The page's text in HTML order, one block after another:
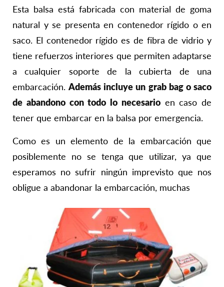
Esta balsa está fabricada con material de goma
natural y se presenta en contenedor rígido o en
saco. El contenedor rígido es de fibra de vidrio y
tiene refuerzos interiores que permiten adaptarse
a cualquier soporte de la cubierta de una
embarcación.Además incluye un grab bag o saco
de abandono con todo lo necesarioen caso de
tener que embarcar en la balsa por emergencia.
Como es un elemento de la embarcación que
posiblemente no se tenga que utilizar, ya que
esperamos no sufrir ningún imprevisto que nos
obligue a abandonar la embarcación, muchas